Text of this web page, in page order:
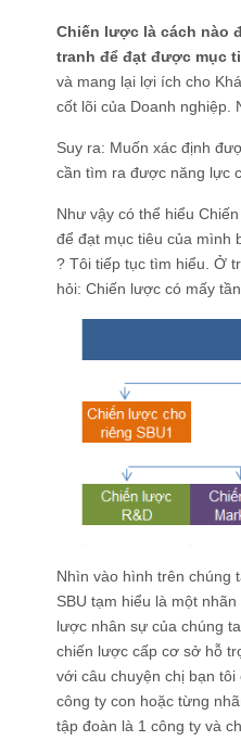
Chiến lược là cách nào
tranh để đạt được mục
và mang lại lợi ích cho
cốt lõi của Doanh nghiệp.
Suy ra: Muốn xác định
cần tìm ra được năng lực
Như vậy có thể hiểu
để đạt mục tiêu của mình
? Tôi tiếp tục tìm hiểu. Ở
hỏi: Chiến lược có mấy
Nhìn vào hình trên chúng
SBU tạm hiểu là một
lược nhân sự của chúng
chiến lược cấp cơ sở hỗ
với câu chuyện chị bạn
công ty con hoặc từng
tập đoàn là 1 công ty và